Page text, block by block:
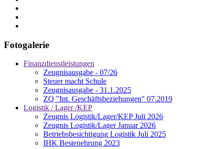
Fotogalerie
Finanzdienstleistungen
Zeugnisausgabe - 07/26
Steuer macht Schule
Zeugnisausgabe - 31.1.2025
ZQ "Int. Geschäftsbeziehungen" 07.2019
Logistik / Lager /KEP
Zeugnis Logistik/Lager/KEP Juli 2026
Zeugnis Logistik/Lager Januar 2026
Betriebsbesichtigung Logistik Juli 2025
IHK Bestenehrung 2023